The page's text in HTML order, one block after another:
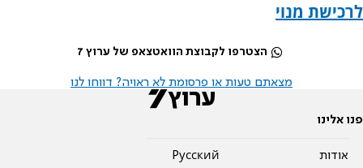
לרכישת מנוי
הצטרפו לקבוצת הוואטצאפ של ערוץ 7
מצאתם טעות או פרסומת לא ראויה? דווחו לנו
פנו אלינו
אודות
Pусский